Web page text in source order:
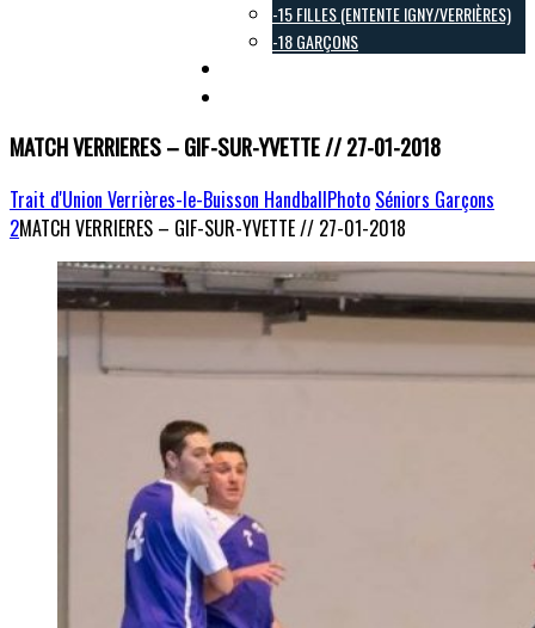
-15 FILLES (ENTENTE IGNY/VERRIÈRES)
-18 GARÇONS
MATCH VERRIERES – GIF-SUR-YVETTE // 27-01-2018
Trait d'Union Verrières-le-Buisson HandballPhoto Séniors Garçons
2MATCH VERRIERES – GIF-SUR-YVETTE // 27-01-2018